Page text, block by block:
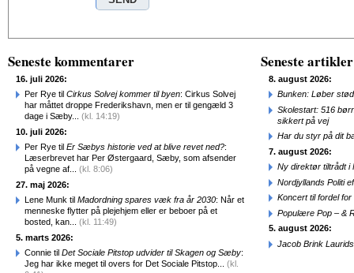
Seneste kommentarer
16. juli 2026:
Per Rye til Cirkus Solvej kommer til byen: Cirkus Solvej
har måttet droppe Frederikshavn, men er til gengæld 3
dage i Sæby... (kl. 14:19)
10. juli 2026:
Per Rye til Er Sæbys historie ved at blive revet ned?:
Læserbrevet har Per Østergaard, Sæby, som afsender
på vegne af... (kl. 8:06)
27. maj 2026:
Lene Munk til Madordning spares væk fra år 2030: Når et
menneske flytter på plejehjem eller er beboer på et
bosted, kan... (kl. 11:49)
5. marts 2026:
Connie til Det Sociale Pitstop udvider til Skagen og Sæby:
Jeg har ikke meget til overs for Det Sociale Pitstop... (kl.
Seneste artikler
8. august 2026:
Bunken: Løber
Skolestart: 516
sikkert på vej
Har du styr på dit
7. august 2026:
Ny direktør tiltrådt i
Nordjyllands Politi
Koncert til fordel
Populære Pop – &
5. august 2026:
Jacob Brink